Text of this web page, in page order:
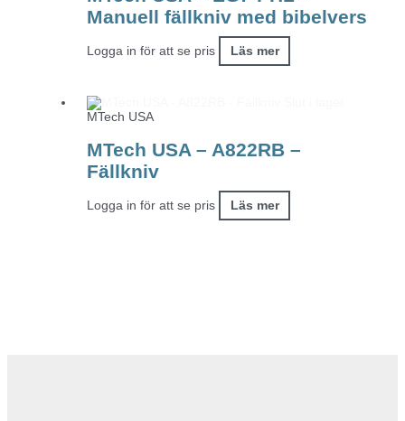
Manuell fällkniv med bibelvers
Logga in för att se pris Läs mer
MTech USA
MTech USA – A822RB –
Fällkniv
Logga in för att se pris Läs mer